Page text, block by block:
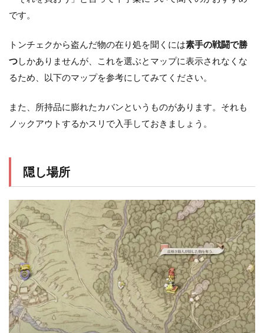
です。
トンチェクから盗んだ物の在り処を聞くには素手の戦闘で勝
つしかありませんが、これを選ぶとマップに表示されなくな
るため、以下のマップを参考にしてみてください。
また、所持品に膨れたカバンというものがあります。それも
ノックアウトするかスリで入手しておきましょう。
隠し場所